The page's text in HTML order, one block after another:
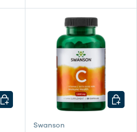
KIES MOGELIJKHEDEN
Swanson
KIES